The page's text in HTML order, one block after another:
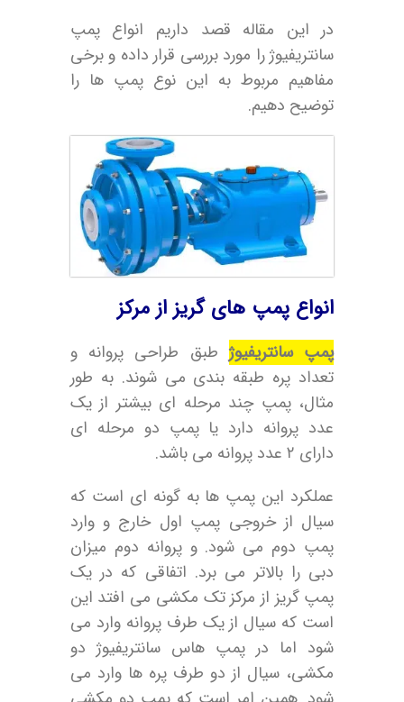
در این مقاله قصد داریم انواع پمپ
سانتریفیوژ را مورد بررسی قرار داده و برخی
مفاهیم مربوط به این نوع پمپ ها را
توضیح دهیم.
انواع پمپ های گریز از مرکز
پمپ سانتریفیوژ طبق طراحی پروانه و
تعداد پره طبقه بندی می شوند. به طور
مثال، پمپ چند مرحله ای بیشتر از یک
عدد پروانه دارد یا پمپ دو مرحله ای
دارای ۲ عدد پروانه می باشد.
عملکرد این پمپ ها به گونه ای است که
سیال از خروجی پمپ اول خارج و وارد
پمپ دوم می شود. و پروانه دوم میزان
دبی را بالاتر می برد. اتفاقی که در یک
پمپ گریز از مرکز تک مکشی می افتد این
است که سیال از یک طرف پروانه وارد می
شود اما در پمپ هاس سانتریفیوژ دو
مکشی، سیال از دو طرف پره ها وارد می